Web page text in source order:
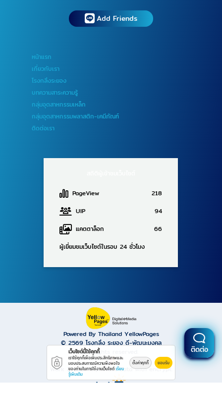
Add Friends
หน้าแรก
เกี่ยวกับเรา
โรงกลึงระยอง
บทความสาระความรู้
กลุ่มอุตสาหกรรมเหล็ก
กลุ่มอุตสาหกรรมพลาสติก-เคมีภัณฑ์
ติดต่อเรา
PageView
218
UIP
94
แคตตาล็อก
66
ผู้เยี่ยมชมเว็บไซต์ในรอบ 24 ชั่วโมง
Powered By Thailand YellowPages
© 2569โรงกลึง ระยอง ดี-พัฒนะมงคล
All rights reserved.
Work is secure protect data with encrypt.
ติดต่อ
เว็บไซต์นี้ใช้คุกกี้
เราใช้คุกกี้เพื่อเพิ่มประสิทธิภาพและ
มอบประสบการณ์ความพึงพอใจ
ของท่านในการใช้งานเว็บไซต์ เรียน
รู้เพิ่มเติม
ตั้งค่าคุกกี้ ยอมรับ